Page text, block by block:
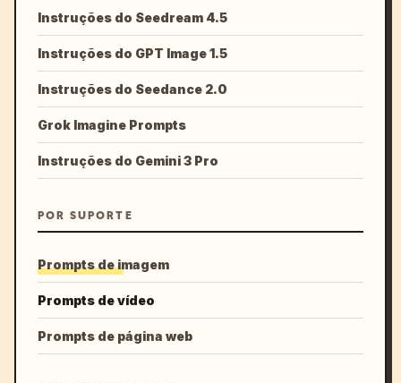
Instruções do Seedream 4.5
Instruções do GPT Image 1.5
Instruções do Seedance 2.0
Grok Imagine Prompts
Instruções do Gemini 3 Pro
POR SUPORTE
Prompts de imagem
Prompts de vídeo
Prompts de página web